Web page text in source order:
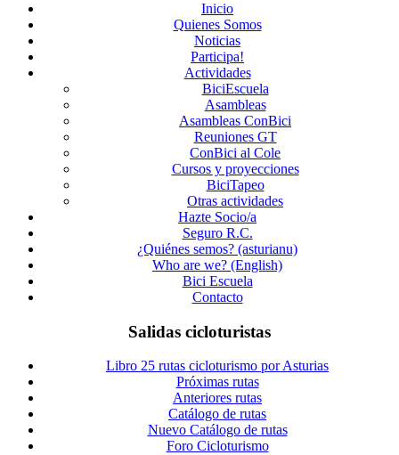
Inicio
Quienes Somos
Noticias
Participa!
Actividades
BiciEscuela
Asambleas
Asambleas ConBici
Reuniones GT
ConBici al Cole
Cursos y proyecciones
BiciTapeo
Otras actividades
Hazte Socio/a
Seguro R.C.
¿Quiénes semos? (asturianu)
Who are we? (English)
Bici Escuela
Contacto
Salidas cicloturistas
Libro 25 rutas cicloturismo por Asturias
Próximas rutas
Anteriores rutas
Catálogo de rutas
Nuevo Catálogo de rutas
Foro Cicloturismo